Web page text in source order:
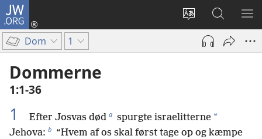
JW.ORG
Vælg
sprog
Log
på
(åbner
Søg
på
JW.ORG
VIS
Dom 1
Dommerne
1:1-36
1 Efter Josvas død a spurgte israelitterne *
Jehova: b “Hvem af os skal først tage op og kæmpe